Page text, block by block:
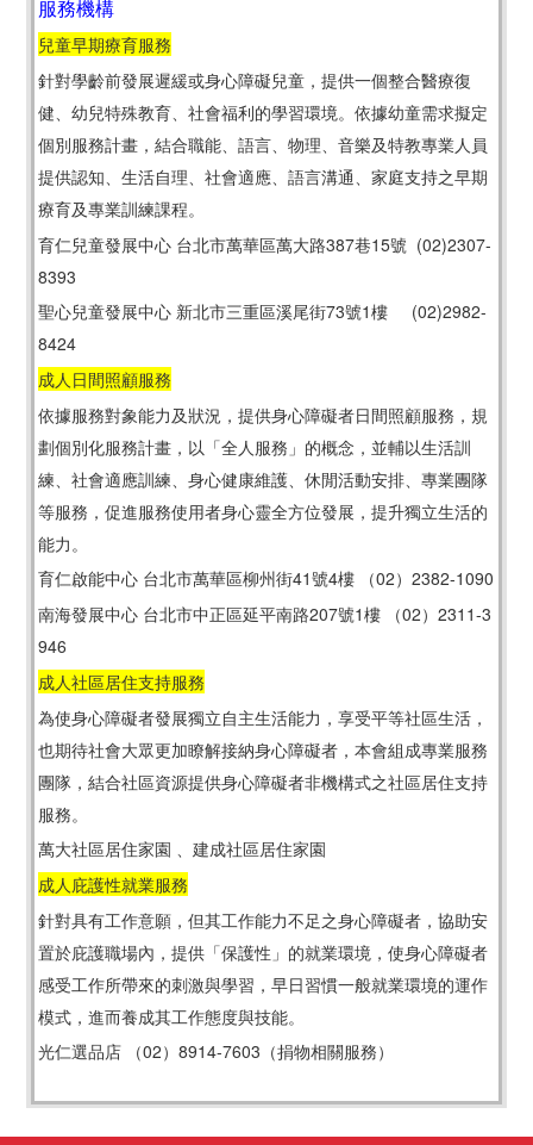
服務機構
兒童早期療育服務
針對學齡前發展遲緩或身心障礙兒童，提供一個整合醫療復
健、幼兒特殊教育、社會福利的學習環境。依據幼童需求擬定
個別服務計畫，結合職能、語言、物理、音樂及特教專業人員
提供認知、生活自理、社會適應、語言溝通、家庭支持之早期
療育及專業訓練課程。
育仁兒童發展中心 台北市萬華區萬大路387巷15號 (02)2307-
8393
聖心兒童發展中心 新北市三重區溪尾街73號1樓 (02)2982-
8424
成人日間照顧服務
依據服務對象能力及狀況，提供身心障礙者日間照顧服務，規
劃個別化服務計畫，以「全人服務」的概念，並輔以生活訓
練、社會適應訓練、身心健康維護、休閒活動安排、專業團隊
等服務，促進服務使用者身心靈全方位發展，提升獨立生活的
能力。
育仁啟能中心 台北市萬華區柳州街41號4樓 （02）2382-1090
南海發展中心 台北市中正區延平南路207號1樓 （02）2311-3
946
成人社區居住支持服務
為使身心障礙者發展獨立自主生活能力，享受平等社區生活，
也期待社會大眾更加瞭解接納身心障礙者，本會組成專業服務
團隊，結合社區資源提供身心障礙者非機構式之社區居住支持
服務。
萬大社區居住家園 、建成社區居住家園
成人庇護性就業服務
針對具有工作意願，但其工作能力不足之身心障礙者，協助安
置於庇護職場內，提供「保護性」的就業環境，使身心障礙者
感受工作所帶來的刺激與學習，早日習慣一般就業環境的運作
模式，進而養成其工作態度與技能。
光仁選品店 （02）8914-7603（捐物相關服務）